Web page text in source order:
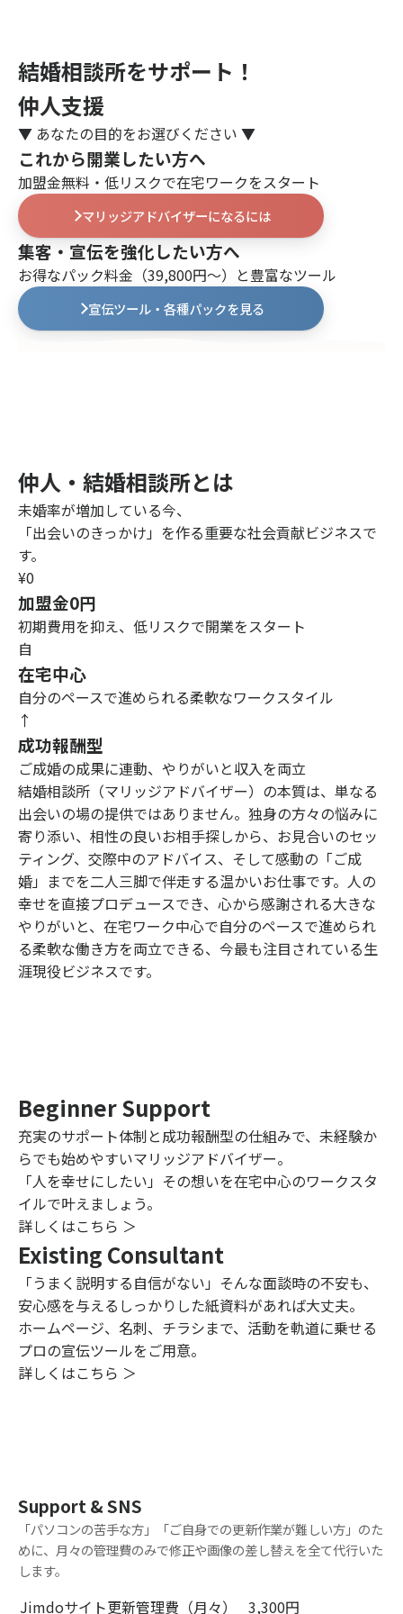
結婚相談所をサポート！
仲人支援
▼ あなたの目的をお選びください ▼
これから開業したい方へ
加盟金無料・低リスクで在宅ワークをスタート
マリッジアドバイザーになるには
集客・宣伝を強化したい方へ
お得なパック料金（39,800円〜）と豊富なツール
宣伝ツール・各種パックを見る
仲人・結婚相談所とは
未婚率が増加している今、
「出会いのきっかけ」を作る重要な社会貢献ビジネスで
す。
¥0
加盟金0円
初期費用を抑え、低リスクで開業をスタート
自
在宅中心
自分のペースで進められる柔軟なワークスタイル
↑
成功報酬型
ご成婚の成果に連動、やりがいと収入を両立
結婚相談所（マリッジアドバイザー）の本質は、単なる
出会いの場の提供ではありません。独身の方々の悩みに
寄り添い、相性の良いお相手探しから、お見合いのセッ
ティング、交際中のアドバイス、そして感動の「ご成
婚」までを二人三脚で伴走する温かいお仕事です。人の
幸せを直接プロデュースでき、心から感謝される大きな
やりがいと、在宅ワーク中心で自分のペースで進められ
る柔軟な働き方を両立できる、今最も注目されている生
涯現役ビジネスです。
Beginner Support
充実のサポート体制と成功報酬型の仕組みで、未経験か
らでも始めやすいマリッジアドバイザー。
「人を幸せにしたい」その想いを在宅中心のワークスタ
イルで叶えましょう。
詳しくはこちら ＞
Existing Consultant
「うまく説明する自信がない」そんな面談時の不安も、
安心感を与えるしっかりした紙資料があれば大丈夫。
ホームページ、名刺、チラシまで、活動を軌道に乗せる
プロの宣伝ツールをご用意。
詳しくはこちら ＞
Support & SNS
「パソコンの苦手な方」「ご自身での更新作業が難しい方」のた
めに、月々の管理費のみで修正や画像の差し替えを全て代行いた
します。
Jimdoサイト更新管理費（月々） 3,300円